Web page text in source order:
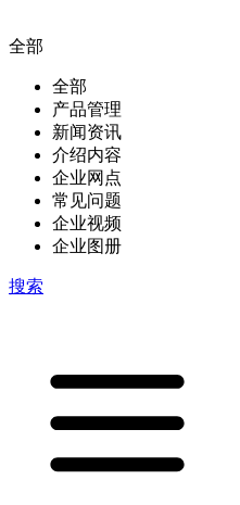
全部
全部
产品管理
新闻资讯
介绍内容
企业网点
常见问题
企业视频
企业图册
搜索